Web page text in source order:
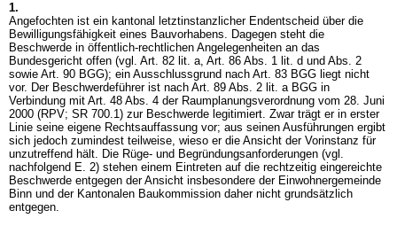
1.
Angefochten ist ein kantonal letztinstanzlicher Endentscheid über die
Bewilligungsfähigkeit eines Bauvorhabens. Dagegen steht die
Beschwerde in öffentlich-rechtlichen Angelegenheiten an das
Bundesgericht offen (vgl. Art. 82 lit. a, Art. 86 Abs. 1 lit. d und Abs. 2
sowie Art. 90 BGG); ein Ausschlussgrund nach Art. 83 BGG liegt nicht
vor. Der Beschwerdeführer ist nach Art. 89 Abs. 2 lit. a BGG in
Verbindung mit Art. 48 Abs. 4 der Raumplanungsverordnung vom 28. Juni
2000 (RPV; SR 700.1) zur Beschwerde legitimiert. Zwar trägt er in erster
Linie seine eigene Rechtsauffassung vor; aus seinen Ausführungen ergibt
sich jedoch zumindest teilweise, wieso er die Ansicht der Vorinstanz für
unzutreffend hält. Die Rüge- und Begründungsanforderungen (vgl.
nachfolgend E. 2) stehen einem Eintreten auf die rechtzeitig eingereichte
Beschwerde entgegen der Ansicht insbesondere der Einwohnergemeinde
Binn und der Kantonalen Baukommission daher nicht grundsätzlich
entgegen.